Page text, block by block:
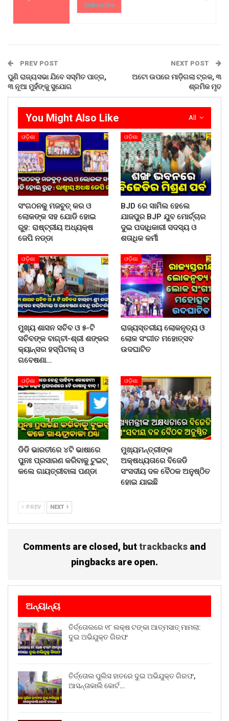
Subscribe
PREV POST
ପୁଣି ରାଜ୍ୟସଭା ଯିବେ ସସ୍ମିତ ପାତ୍ର,
୩ ନୂଆ ମୁହଁଙ୍କୁ ସୁଯୋଗ
NEXT POST
ଅଟୋ ଉପରେ ମାଡ଼ିଗଲା ଟ୍ରକ, ୩
ଶ୍ରମିକ ମୃତ
All
You Might Also Like
ଓଡ଼ିଶା
ସଂଗଠନକୁ ମଜବୁତ୍ କର ଓ
ଲୋକଙ୍କ ସହ ଯୋଡି ହୋଇ
ରୁହ: ରାଷ୍ଟ୍ରୀୟ ଅଧ୍ୟକ୍ଷ
ଜେପି ନଡ୍ଡା
ଓଡ଼ିଶା
BJD ରେ ସାମିଲ ହେଲେ
ଯାଜପୁର BJP ଯୁବ ମୋର୍ଚ୍ଚାର
ଦୁଇ ପଦାଧିକାରୀ ସଦସ୍ୟ ଓ
ଶତାଧିକ କର୍ମୀ
ଓଡ଼ିଶା
ମୁଖ୍ୟ ଶାସନ ସଚିବ ଓ ୫-ଟି
ସଚିବଙ୍କ ବାଗ୍‌ଚୀ-ଶ୍ରୀ ଶଙ୍କର
କ୍ୟାନ୍‌ସର ହସ୍‌ପିଟାଲ୍‌ ଓ
ଗବେଷଣା…
ଓଡ଼ିଶା
ରାଜ୍ୟସ୍ତରୀୟ ଲୋକନୃତ୍ୟ ଓ
ଲୋକ ସଂଗୀତ ମହୋତ୍ସବ
ଉଦଘାଟିତ
ଓଡ଼ିଶା
ଡିଡି ଭାରତୀରେ ୪ଟି ଭାଷାରେ
ପୁନଃ ପ୍ରସାରଣ କରିବାକୁ ଟୁଇଟ୍
କଲେ ଗାୟତ୍ରୀବାଳା ପଣ୍ଡା
ଓଡ଼ିଶା
ମୁଖ୍ୟମନ୍ତ୍ରୀଙ୍କ
ଅକ୍ଷଧ୍ୟତାରେ ବିଜେଡି
ସଂସଦୀୟ ଦଳ ବୈଠକ ଅନୁଷ୍ଠିତ
ହୋଇ ଯାଇଛି
PREV NEXT
Comments are closed, buttrackbacks and
pingbacks are open.
ଅନ୍ୟାନ୍ୟ
ତିର୍ତ୍ତୋଲରେ ୧୮ ଲକ୍ଷ ଟଙ୍କା ଆତ୍ମସାତ୍ ମାମଲା:
ଦୁଇ ଅଭିଯୁକ୍ତ ଗିରଫ
ତିର୍ତ୍ତୋଲ ପୁଲିସ ହାତରେ ଦୁଇ ଅଭିଯୁକ୍ତ ଗିରଫ,
ଆସନ୍ତାକାଲି କୋର୍ଟ…